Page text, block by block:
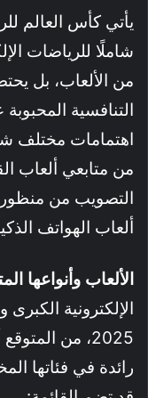
يأتي كأس العالم
شاملًا للرياضات
من الألعاب، بل
التنافسية
اهتمامات مختلف
من متابعي ألعاب
ألعاب الهواتف
الألعاب وأنواعها
الإلكترونية
رائدة في فئاتها